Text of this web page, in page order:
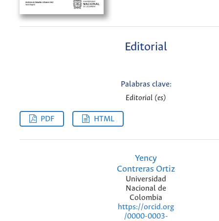
Editorial
Palabras clave:
Editorial (es)
PDF HTML
Yency
Contreras Ortiz
Universidad
Nacional de
Colombia
https://orcid.org
/0000-0003-